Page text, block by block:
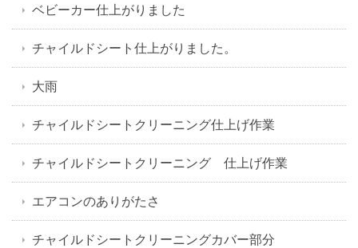
ベビーカー仕上がりました
チャイルドシート仕上がりました。
大雨
チャイルドシートクリーニング仕上げ作業
チャイルドシートクリーニング 仕上げ作業
エアコンのありがたさ
チャイルドシートクリーニングカバー部分